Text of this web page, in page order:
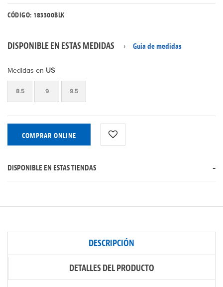
CÓDIGO: 183300BLK
DISPONIBLE EN ESTAS MEDIDAS Guia de medidas
Medidas en US
8.5 9 9.5
COMPRAR ONLINE
DISPONIBLE EN ESTAS TIENDAS
DESCRIPCIÓN
DETALLES DEL PRODUCTO